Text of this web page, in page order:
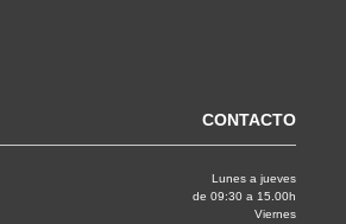
CONTACTO
Lunes a jueves
de 09:30 a 15.00h
Viernes